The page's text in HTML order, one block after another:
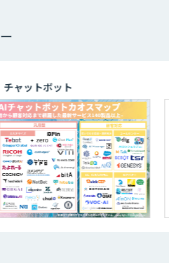
次世代RPA「マクロマン」
業務ロボット自動化ソリューシ
Automate
ソリューション
ットボット